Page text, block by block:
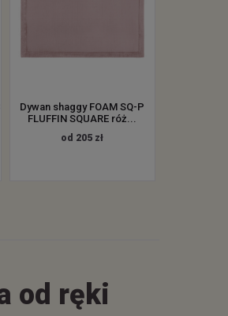
Dywan shaggy FOAM SQ-P
FLUFFIN SQUARE róż...
od 205 zł
od ręki